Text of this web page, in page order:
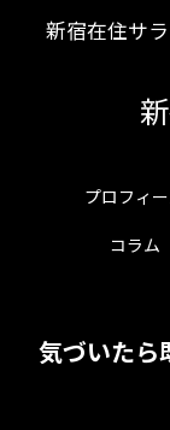
新宿在住サ
プロフィ
コラム
気づいたら